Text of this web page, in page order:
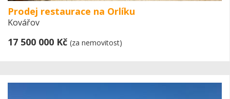
Prodej restaurace na Orlíku
Kovářov
17 500 000 Kč (za nemovitost)